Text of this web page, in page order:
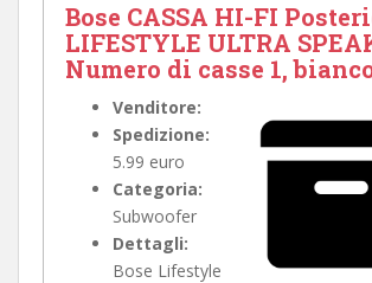
Bose CASSA HI-FI
LIFESTYLE ULTRA
Numero di casse 1,
Venditore:
Spedizione:
5.99 euro
Categoria:
Subwoofer
Dettagli:
Bose Lifestyle